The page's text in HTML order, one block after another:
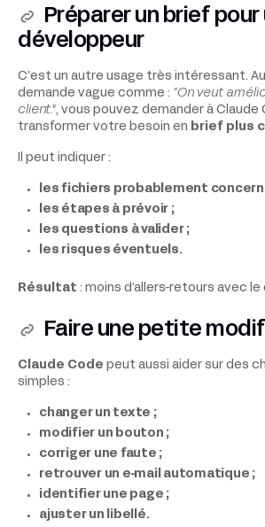
Préparer un brief pour
développeur
C’est un autre usage très intéressant. Au
demande vague comme : “On veut
client.", vous pouvez demander à Claude
transformer votre besoin en brief plus
Il peut indiquer :
les fichiers probablement
les étapes à prévoir ;
les questions à valider ;
les risques éventuels.
Résultat : moins d’allers-retours avec le
Faire une petite
Claude Code peut aussi aider sur des
simples :
changer un texte ;
modifier un bouton ;
corriger une faute ;
retrouver un e-mail automatique ;
identifier une page ;
ajuster un libellé.